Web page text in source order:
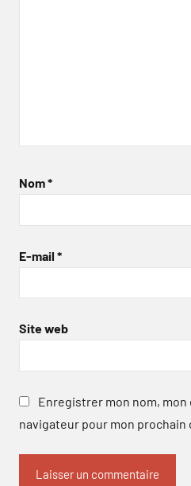
Nom*
E-mail *
Site web
Enregistrer mon nom,
navigateur pour mon prochain